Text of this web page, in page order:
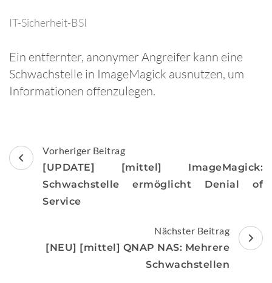
IT-Sicherheit-BSI
Ein entfernter, anonymer Angreifer kann eine
Schwachstelle in ImageMagick ausnutzen, um
Informationen offenzulegen.
Beitragsnavigation
Vorheriger Beitrag
[UPDATE] [mittel] ImageMagick:
Schwachstelle ermöglicht Denial of
Service
Nächster Beitrag
[NEU] [mittel] QNAP NAS: Mehrere
Schwachstellen